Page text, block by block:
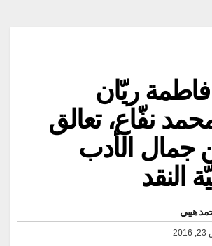
فاطمة ريّان
نفّاع، تعالق
جمال الأدب
النقد
هيبي